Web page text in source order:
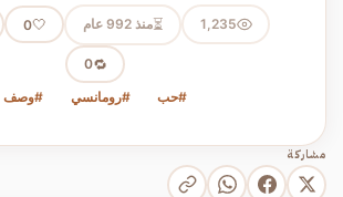
1,235
⏳منذ 992 عام 🤍
0
🔁
0
#حب
#رومانسي #وصف
مشاركة